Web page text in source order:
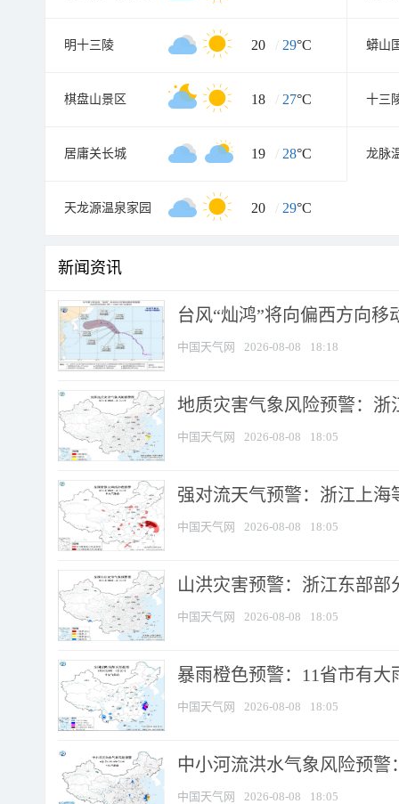
明十三陵 20 / 29°C 蟒山
棋盘山景区 18 / 27°C 十三
居庸关长城 19 / 28°C 龙脉
天龙源温泉家园 20 / 29°C
新闻资讯
台风“灿鸿”将向偏西方向移
中国天气网 2026-08-08 18:18
地质灾害气象风险预警：
中国天气网 2026-08-08 18:05
强对流天气预警：浙江上海
中国天气网 2026-08-08 18:05
山洪灾害预警：浙江东部
中国天气网 2026-08-08 18:05
暴雨橙色预警：11省市有
中国天气网 2026-08-08 18:05
中小河流洪水气象风险预
中国天气网 2026-08-08 18:05